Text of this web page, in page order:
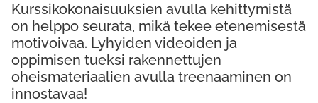
Kurssikokonaisuuksien avulla kehittymistä
on helppo seurata, mikä tekee etenemisestä
motivoivaa. Lyhyiden videoiden ja
oppimisen tueksi rakennettujen
oheismateriaalien avulla treenaaminen on
innostavaa!